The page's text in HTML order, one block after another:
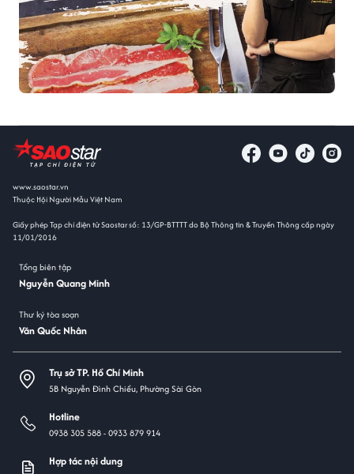
www.saostar.vn
Thuộc Hội Người Mẫu Việt Nam
Giấy phép Tạp chí điện tử Saostar số: 13/GP-BTTTT do Bộ Thông tin & Truyền Thông cấp ngày
11/01/2016
Tổng biên tập
Nguyễn Quang Minh
Thư ký tòa soạn
Văn Quốc Nhân
Trụ sở TP. Hồ Chí Minh
5B Nguyễn Đình Chiểu, Phường Sài Gòn
Hotline
0938 305 588 -0933 879 914
Hợp tác nội dung